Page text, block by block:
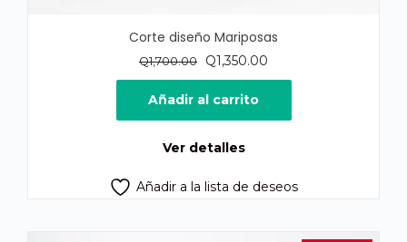
Corte diseño Mariposas
Q1,700.00
El
precio
original
era:
Q1,350.00
precio
es:
Añadir al carrito
Ver detalles
Añadir a la lista de deseos